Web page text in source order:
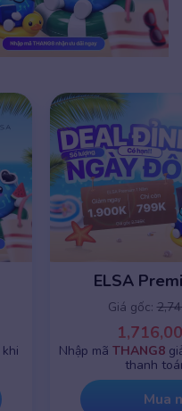
khi
ELSA
Giá gốc:
Nhập mãTHANG8
thanh
Mua